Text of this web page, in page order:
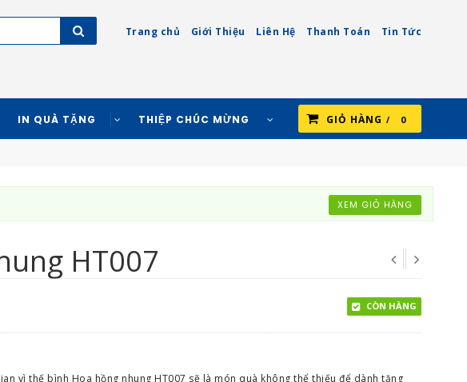
Trang chủ Giới Thiệu Liên Hệ Thanh Toán Tin Tức
IN QUÀ TẶNG THIỆP CHÚC MỪNG GIỎ HÀNG 0
XEM GIỎ HÀNG
HT007
CÒN HÀNG
vì thế bình Hoa hồng nhung HT007 sẽ là món quà không thể thiếu để dành tặng